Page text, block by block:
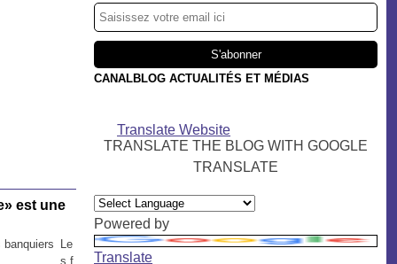
est une
Le
s f
CANALBLOG ACTUALITÉS ET MÉDIAS
Translate Website
TRANSLATE THE BLOG WITH GOOGLE
TRANSLATE
Powered by
Translate